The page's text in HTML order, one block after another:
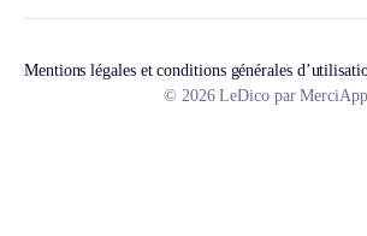
Mentions légales et conditions générales
© 2026 LeDico par